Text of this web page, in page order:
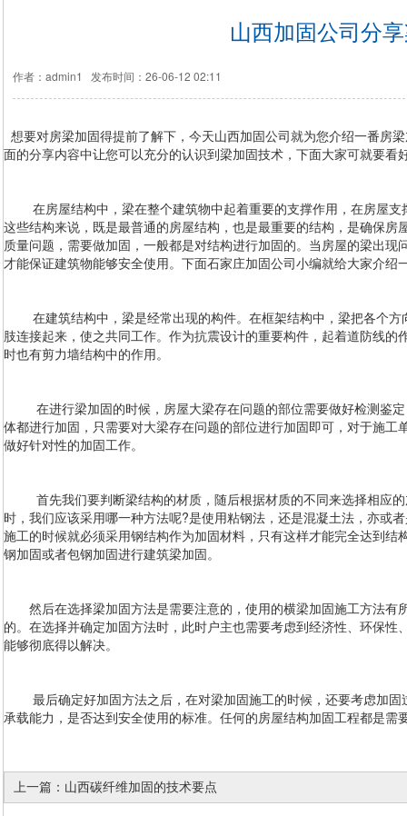
山西加固公司分
作者：admin1 发布时间：26-06-12 02:11
想要对房梁加固得提前了解下，今天山西加固公司就为您介绍一番房
面的分享内容中让您可以充分的认识到梁加固技术，下面大家可就要看
在房屋结构中，梁在整个建筑物中起着重要的支撑作用，在房屋支
这些结构来说，既是最普通的房屋结构，也是最重要的结构，是确保
质量问题，需要做加固，一般都是对结构进行加固的。当房屋的梁出
才能保证建筑物能够安全使用。下面石家庄加固公司小编就给大家介绍
在建筑结构中，梁是经常出现的构件。在框架结构中，梁把各个方
肢连接起来，使之共同工作。作为抗震设计的重要构件，起着道防线
时也有剪力墙结构中的作用。
在进行梁加固的时候，房屋大梁存在问题的部位需要做好检测鉴定
体都进行加固，只需要对大梁存在问题的部位进行加固即可，对于施
做好针对性的加固工作。
首先我们要判断梁结构的材质，随后根据材质的不同来选择相应的
时，我们应该采用哪一种方法呢?是使用粘钢法，还是混凝土法，亦或
施工的时候就必须采用钢结构作为加固材料，只有这样才能完全达到
钢加固或者包钢加固进行建筑梁加固。
然后在选择梁加固方法是需要注意的，使用的横梁加固施工方法有
的。在选择并确定加固方法时，此时户主也需要考虑到经济性、环保
能够彻底得以解决。
最后确定好加固方法之后，在对梁加固施工的时候，还要考虑加固
承载能力，是否达到安全使用的标准。任何的房屋结构加固工程都是
上一篇： 山西碳纤维加固的技术要点